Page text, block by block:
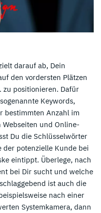
darauf ab, Dein
den vordersten Plätzen
zu positionieren. Dafür
Keywords,
bestimmten Anzahl im
und Online-
Du die Schlüsselwörter
der potenzielle Kunde bei
eintippt. Überlege, nach
bei Dir sucht und welche
ist auch die
nach einer
Systemkamera, dann